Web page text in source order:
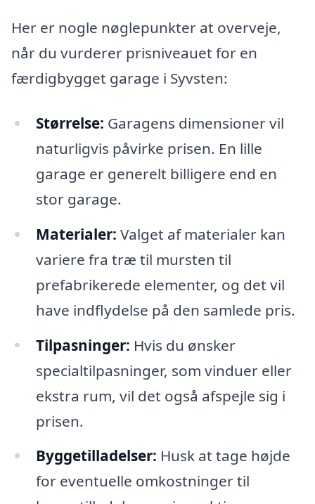
Her er nogle nøglepunkter at overveje,
når du vurderer prisniveauet for en
færdigbygget garage i Syvsten:
Størrelse: Garagens dimensioner vil
naturligvis påvirke prisen. En lille
garage er generelt billigere end en
stor garage.
Materialer: Valget af materialer kan
variere fra træ til mursten til
prefabrikerede elementer, og det vil
have indflydelse på den samlede pris.
Tilpasninger: Hvis du ønsker
specialtilpasninger, som vinduer eller
ekstra rum, vil det også afspejle sig i
prisen.
Byggetilladelser: Husk at tage højde
for eventuelle omkostninger til